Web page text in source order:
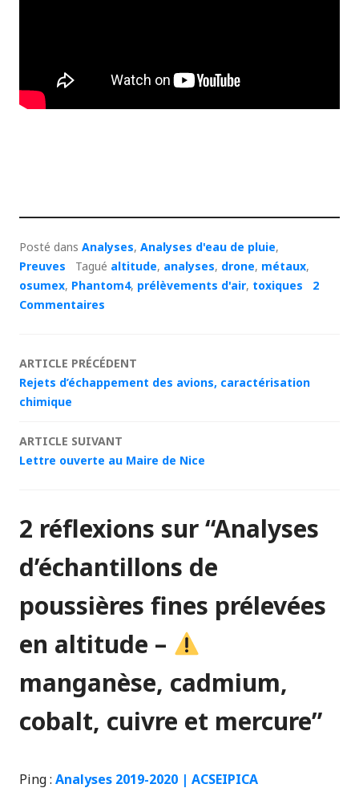
Posté dans Analyses, Analyses d'eau de pluie,
Preuves
Tagué altitude, analyses, drone, métaux,
osumex, Phantom4, prélèvements d'air, toxiques
2
Commentaires
Navigation
des
articles
ARTICLE PRÉCÉDENT
Rejets d’échappement des avions, caractérisation
chimique
ARTICLE SUIVANT
Lettre ouverte au Maire de Nice
2 réflexions sur “Analyses
d’échantillons de
poussières fines prélevées
en altitude –
manganèse, cadmium,
cobalt, cuivre et mercure”
Ping : Analyses 2019-2020 | ACSEIPICA